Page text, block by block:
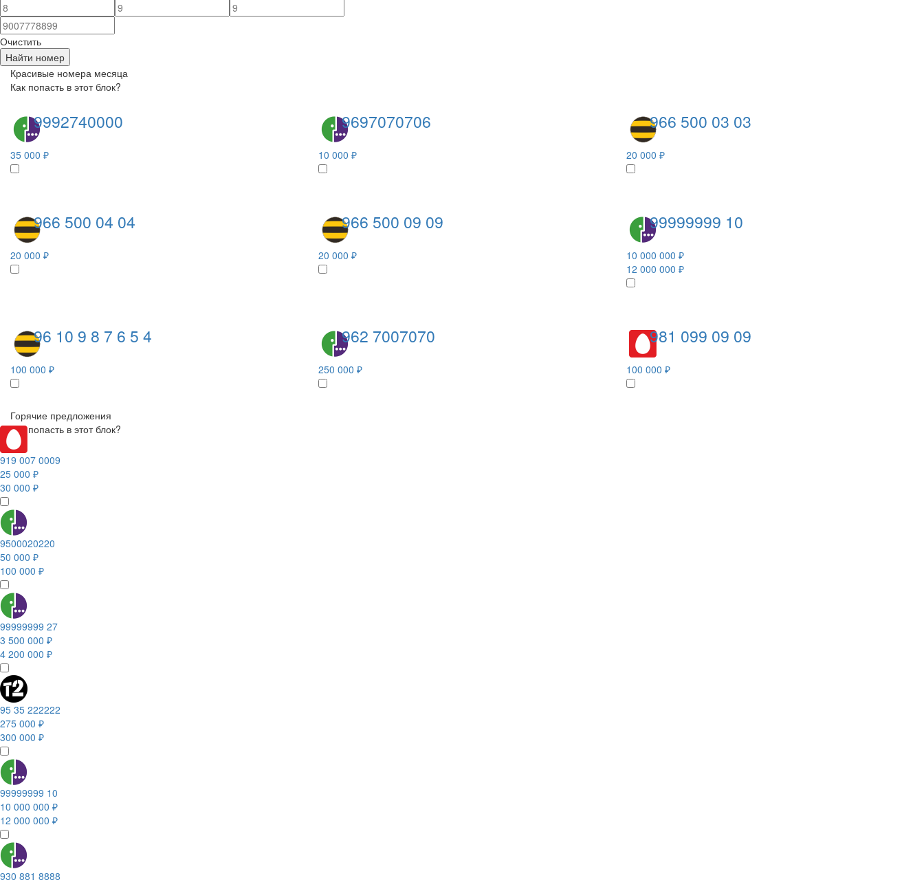
Очистить
Найти номер
Красивые номера месяца
Как попасть в этот блок?
9992740000
35 000 ₽
9697070706
10 000 ₽
966 500 03 03
20 000 ₽
966 500 04 04
20 000 ₽
966 500 09 09
20 000 ₽
99999999 10
10 000 000 ₽
12 000 000 ₽
96 10 9 8 7 6 5 4
100 000 ₽
962 7007070
250 000 ₽
981 099 09 09
100 000 ₽
Горячие предложения
Как попасть в этот блок?
919 007 0009
25 000 ₽
30 000 ₽
9500020220
50 000 ₽
100 000 ₽
99999999 27
3 500 000 ₽
4 200 000 ₽
95 35 222222
275 000 ₽
300 000 ₽
99999999 10
10 000 000 ₽
12 000 000 ₽
930 881 8888